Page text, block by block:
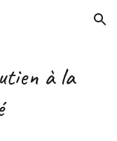
Skip to navigation
à la